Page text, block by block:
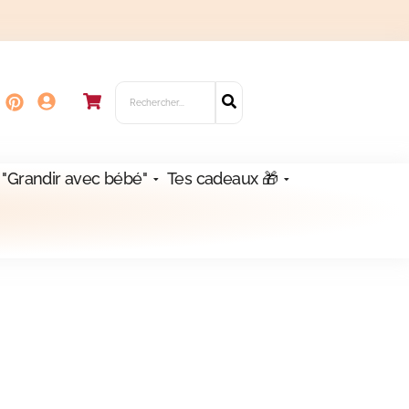
avec bébé" Tes cadeaux 🎁